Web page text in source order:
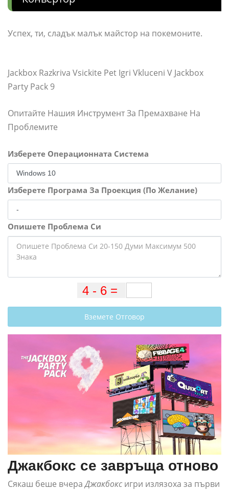
Успех, ти, сладък малък майстор на покемоните.
Jackbox Razkriva Vsickite Pet Igri Vkluceni V Jackbox
Party Pack 9
Опитайте Нашия Инструмент За Премахване На
Проблемите
Изберете Операционната Система
Изберете Програма За Проекция (По Желание)
Опишете Проблема Си
Вземете Отговор
Джакбокс се завръща отново
Сякаш беше вчераДжакбокс игри излязоха за първи